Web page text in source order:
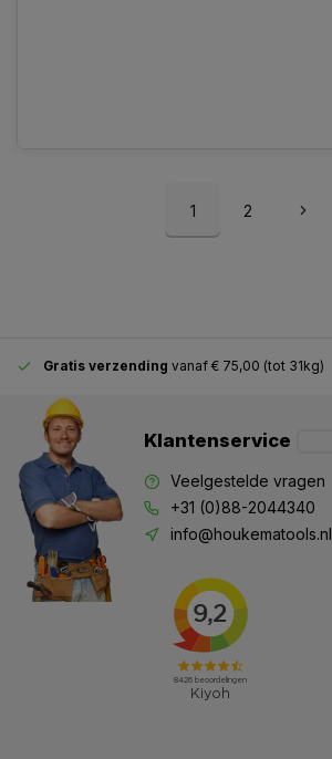
1 2
Gratis verzending vanaf € 75,00 (tot 31kg)
Klantenservice
Veelgestelde vragen
+31 (0)88-2044340
info@houkematools.nl